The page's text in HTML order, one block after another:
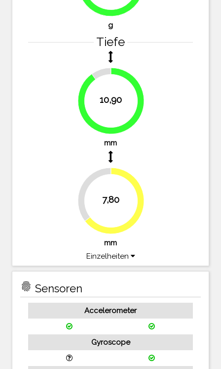
g
Tiefe
10,90
9.9%
90.1%
mm
7,80
35.5%
64.5%
mm
Einzelheiten
fingerprint Sensoren
Accelerometer
Gyroscope